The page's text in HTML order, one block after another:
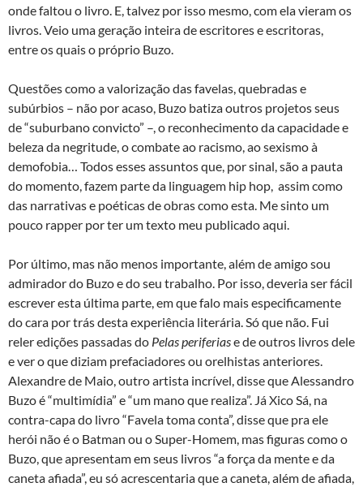
onde faltou o livro. E, talvez por isso mesmo, com ela vieram os
livros. Veio uma geração inteira de escritores e escritoras,
entre os quais o próprio Buzo.
Questões como a valorização das favelas, quebradas e
subúrbios – não por acaso, Buzo batiza outros projetos seus
de “suburbano convicto” –, o reconhecimento da capacidade e
beleza da negritude, o combate ao racismo, ao sexismo à
demofobia… Todos esses assuntos que, por sinal, são a pauta
do momento, fazem parte da linguagem hip hop, assim como
das narrativas e poéticas de obras como esta. Me sinto um
pouco rapper por ter um texto meu publicado aqui.
Por último, mas não menos importante, além de amigo sou
admirador do Buzo e do seu trabalho. Por isso, deveria ser fácil
escrever esta última parte, em que falo mais especificamente
do cara por trás desta experiência literária. Só que não. Fui
reler edições passadas do Pelas periferiase de outros livros dele
e ver o que diziam prefaciadores ou orelhistas anteriores.
Alexandre de Maio, outro artista incrível, disse que Alessandro
Buzo é “multimídia” e “um mano que realiza”. Já Xico Sá, na
contra-capa do livro “Favela toma conta”, disse que pra ele
herói não é o Batman ou o Super-Homem, mas figuras como o
Buzo, que apresentam em seus livros “a força da mente e da
caneta afiada”, eu só acrescentaria que a caneta, além de afiada,